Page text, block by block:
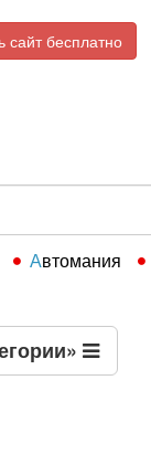
сайт бесплатно
Автомания
»